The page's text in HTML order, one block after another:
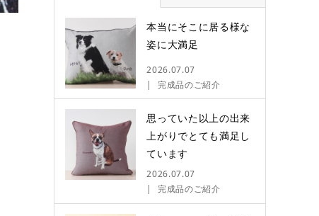
本当にそこに居る様な
姿に大満足
2026.07.07
完成品のご紹介
思っていた以上の出来
上がりでとても満足し
ています
2026.07.07
完成品のご紹介